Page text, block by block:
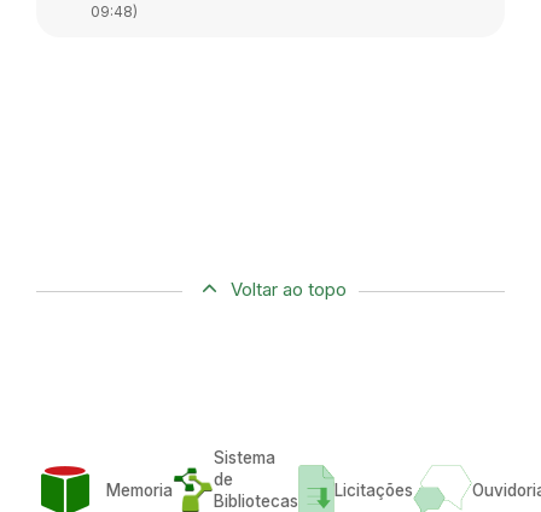
09:48)
Voltar ao topo
Memoria
Sistema
de
Bibliotecas
Licitações